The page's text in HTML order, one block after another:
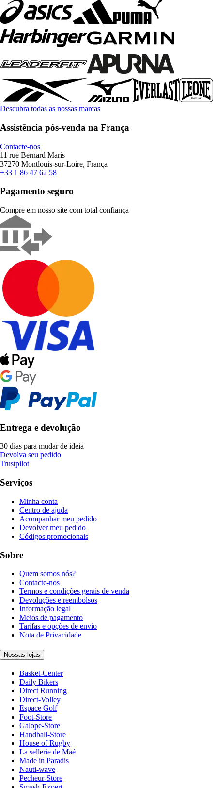
Descubra todas as nossas marcas
Assistência pós-venda na França
Contacte-nos
11 rue Bernard Maris
37270 Montlouis-sur-Loire, França
+33 1 86 47 62 58
Pagamento seguro
Compre em nosso site com total confiança
Entrega e devolução
30 dias para mudar de ideia
Devolva seu pedido
Trustpilot
Serviços
Minha conta
Centro de ajuda
Acompanhar meu pedido
Devolver meu pedido
Códigos promocionais
Sobre
Quem somos nós?
Contacte-nos
Termos e condições gerais de venda
Devoluções e reembolsos
Informação legal
Meios de pagamento
Tarifas e opções de envio
Nota de Privacidade
Nossas lojas
Basket-Center
Daily Bikers
Direct Running
Direct-Volley
Espace Golf
Foot-Store
Galope-Store
Handball-Store
House of Rugby
La sellerie de Maé
Made in Paradis
Nauti-wave
Pecheur-Store